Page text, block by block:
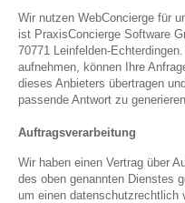
Wir nutzen WebConcierge für
ist PraxisConcierge Software
70771 Leinfelden-
aufnehmen, können Ihre
dieses Anbieters übertragen
passende Antwort zu
Auftragsverarbeitung
Wir haben einen Vertrag über
des oben genannten Dienstes
um einen datenschutzrechtlich